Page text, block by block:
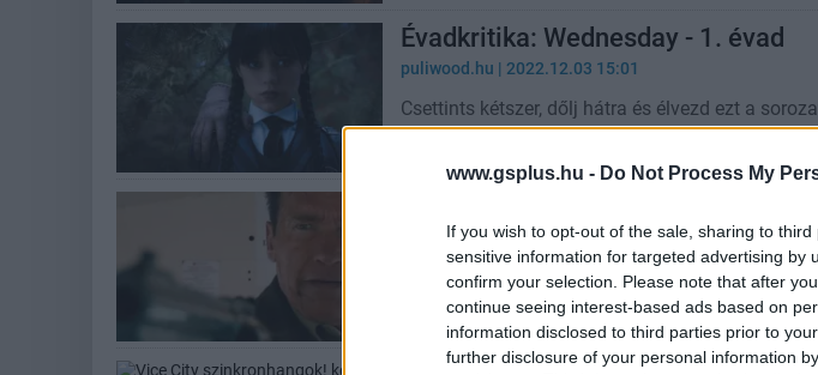
www.gsplus.hu - Do Not Process My
If you wish to opt-out of the sale, sharing to
sensitive information for targeted advertising by
confirm your selection. Please note that after
continue seeing interest-based ads based on
information disclosed to third parties prior to
further disclosure of your personal information
Évadkritika: Wednesday - 1. évad
puliwood.hu | 2022.12.03 15:01
Csettints kétszer, dőlj hátra és élvezd ezt a
| 2013.01.26 15:02
Arnold Schwarzenegger 10 év után végre
erejével püfölje a gonoszokat az amerikai-